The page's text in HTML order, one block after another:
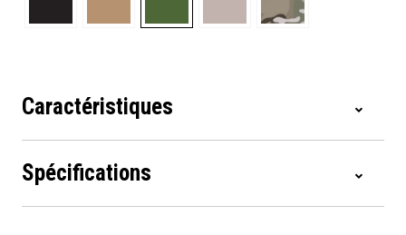
Caractéristiques
Spécifications